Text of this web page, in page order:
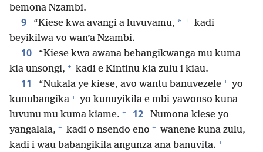
bemona Nzambi.
9 “Kiese kwa avangi a luvuvamu, * + kadi
beyikilwa vo wan’a Nzambi.
10
“Kiese kwa awana bebangikwanga mu kuma
kia unsongi, + kadi e Kintinu kia zulu i kiau.
11 “Nukala ye kiese, avo wantu banuvezele + yo
kunubangika + yo kunuyikila e mbi yawonso kuna
luvunu mu kuma kiame. + 12
Numona kiese yo
yangalala, + kadi o nsendo eno + wanene kuna zulu,
kadi i wau babangikila angunza ana banuvita. +